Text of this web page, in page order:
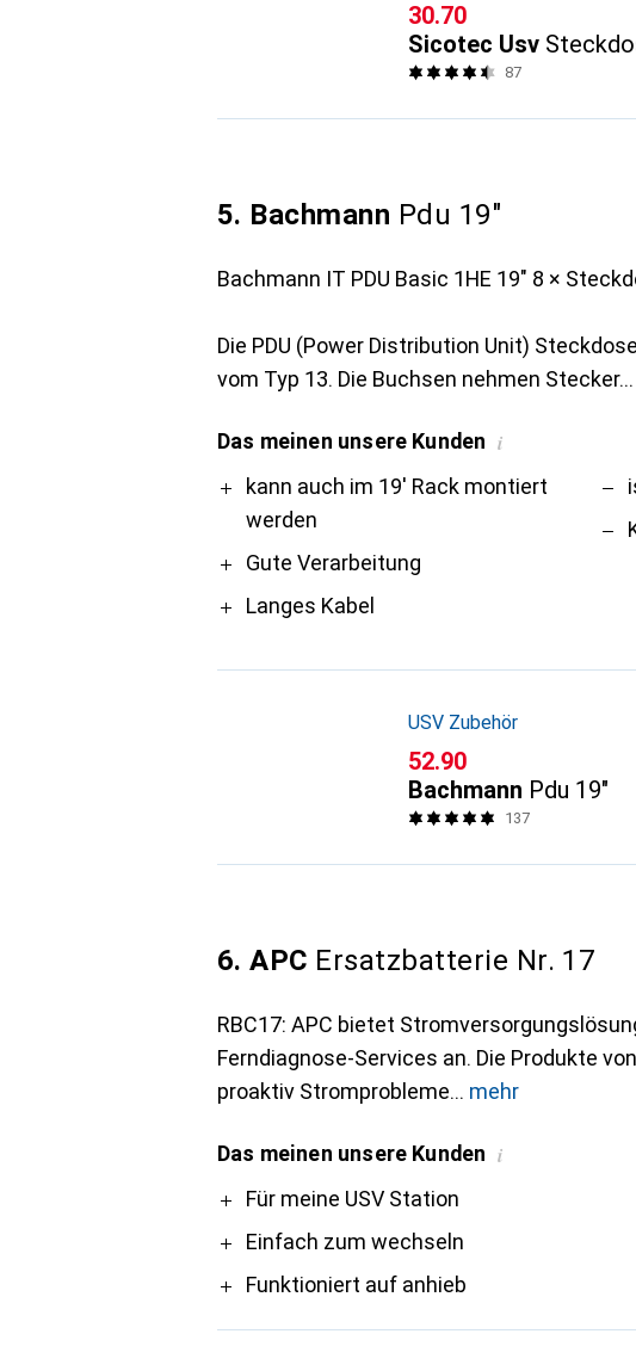
CHF
30.70
Sicotec Usv
87
5. Bachmann Pdu 19"
Bachmann IT PDU Basic 1HE 19" 8 ×
Die PDU (Power Distribution Unit)
vom Typ 13. Die Buchsen nehmen Stecker
Das meinen unsere Kunden i
Prokann auch im 19' Rack montiert
werden
Gute Verarbeitung
Langes Kabel
Contra
USV Zubehör
CHF
52.90
Bachmann Pdu 19"
137
6. APC Ersatzbatterie Nr. 17
RBC17: APC bietet
Ferndiagnose-Services an. Die Produkte
proaktiv Stromprobleme
mehr
Das meinen unsere Kunden i
ProFür meine USV Station
Einfach zum wechseln
Funktioniert auf anhieb